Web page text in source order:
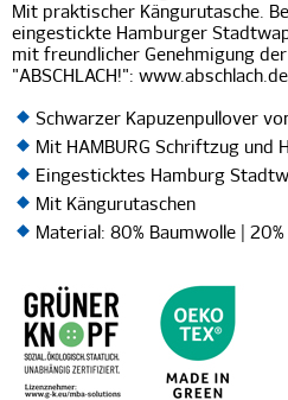
Mit praktischer Kängurutasche.
eingestickte Hamburger
mit freundlicher Genehmigung
"ABSCHLACH!": www.abschlach.de
Schwarzer Kapuzenpullover
Mit HAMBURG Schriftzug und
Eingesticktes Hamburg
Mit Kängurutaschen
Material: 80% Baumwolle |